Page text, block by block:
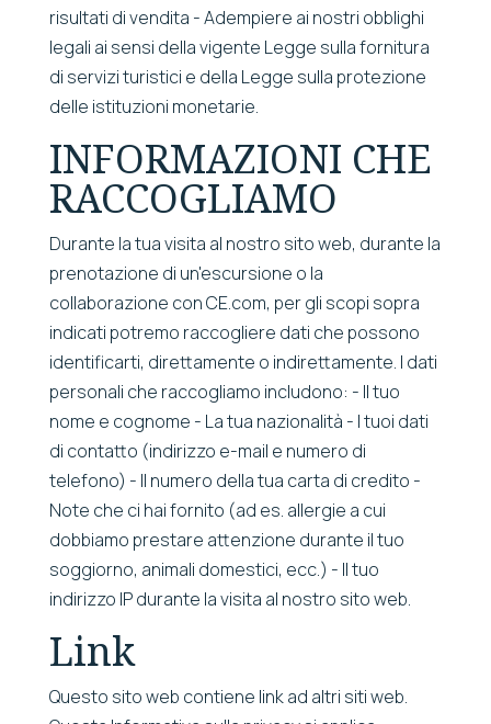
risultati di vendita - Adempiere ai nostri obblighi
legali ai sensi della vigente Legge sulla fornitura
di servizi turistici e della Legge sulla protezione
delle istituzioni monetarie.
INFORMAZIONI CHE
RACCOGLIAMO
Durante la tua visita al nostro sito web, durante la
prenotazione di un'escursione o la
collaborazione con CE.com, per gli scopi sopra
indicati potremo raccogliere dati che possono
identificarti, direttamente o indirettamente. I dati
personali che raccogliamo includono: - Il tuo
nome e cognome - La tua nazionalità - I tuoi dati
di contatto (indirizzo e-mail e numero di
telefono) - Il numero della tua carta di credito -
Note che ci hai fornito (ad es. allergie a cui
dobbiamo prestare attenzione durante il tuo
soggiorno, animali domestici, ecc.) - Il tuo
indirizzo IP durante la visita al nostro sito web.
Link
Questo sito web contiene link ad altri siti web.